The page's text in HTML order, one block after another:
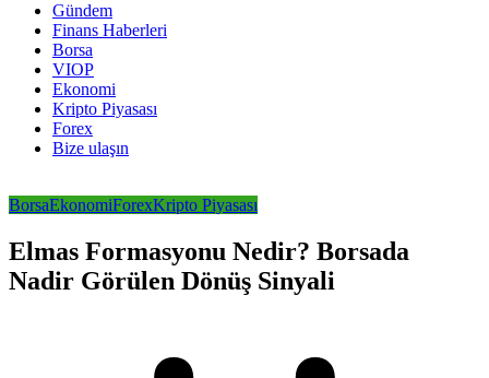
Gündem
Finans Haberleri
Borsa
VIOP
Ekonomi
Kripto Piyasası
Forex
Bize ulaşın
BorsaEkonomiForexKripto Piyasası
Elmas Formasyonu Nedir? Borsada
Nadir Görülen Dönüş Sinyali